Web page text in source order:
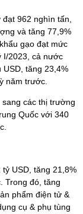
962 nghìn tấn,
và tăng 77,9%
gạo đạt mức
I/2023, cả nước
tăng 23,4%
năm trước.
các thị trường
Quốc với 340
USD, tăng 21,8%
Trong đó, tăng
phẩm điện tử &
cụ & phụ tùng